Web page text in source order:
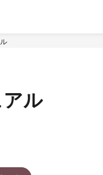
ル